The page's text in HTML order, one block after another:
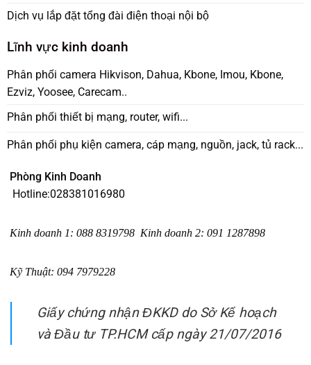
Dịch vụ lắp đặt tổng đài điện thoại nội bộ
Lĩnh vực kinh doanh
Phân phối camera Hikvison, Dahua, Kbone, Imou, Kbone,
Ezviz, Yoosee, Carecam..
Phân phối thiết bị mạng, router, wifi...
Phân phối phụ kiện camera, cáp mạng, nguồn, jack, tủ rack...
Phòng Kinh Doanh
Hotline:028381016980
Kinh doanh 1: 088 8319798 Kinh doanh 2: 091 1287898
Kỹ Thuật: 094 7979228
Giấy chứng nhận ĐKKD do Sở Kế hoạch
và Đầu tư TP.HCM cấp ngày 21/07/2016